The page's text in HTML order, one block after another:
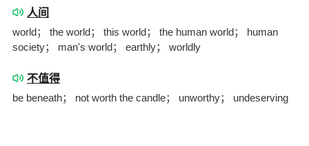
人间
world； the world； this world； the human world； human
society； man's world； earthly； worldly
不值得
be beneath； not worth the candle； unworthy； undeserving